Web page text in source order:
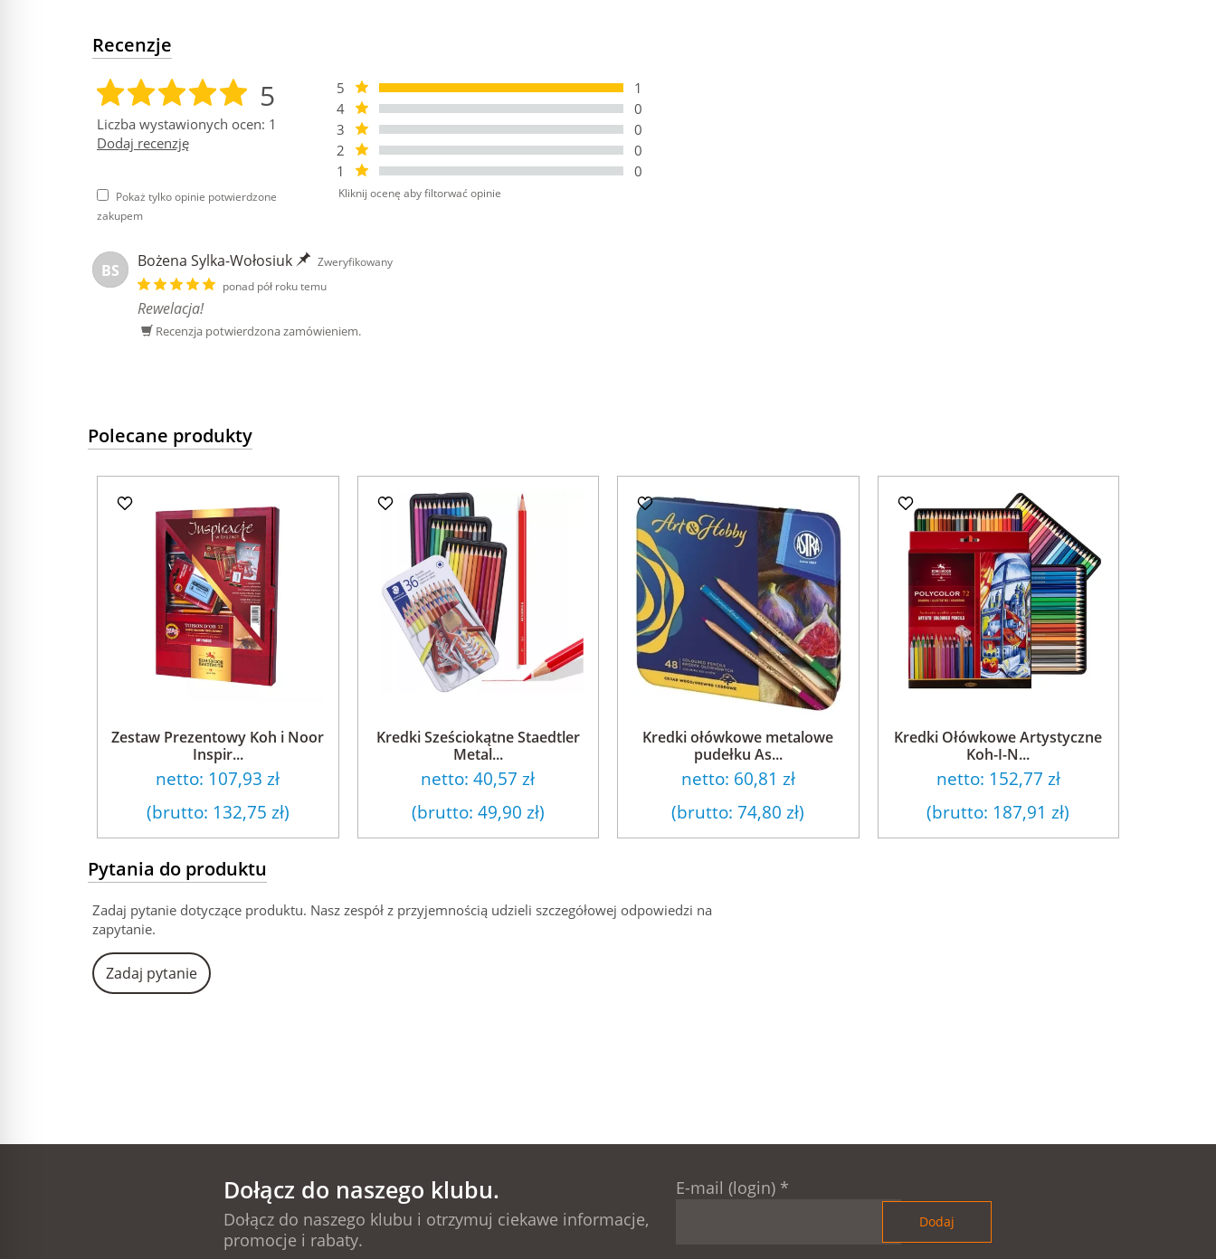
Recenzje
5
Liczba wystawionych ocen: 1
Dodaj recenzję
Pokaż tylko opinie potwierdzone
zakupem
5
1
4
0
3
0
2
0
1
0
Kliknij ocenę aby filtorwać opinie
BS Bożena Sylka-Wołosiuk
Zweryfikowany
ponad pół roku temu
Rewelacja!
Recenzja potwierdzona zamówieniem.
Polecane produkty
Zestaw Prezentowy Koh i Noor
Inspir...
netto: 107,93 zł
(brutto: 132,75 zł)
Kredki Sześciokątne Staedtler
Metal...
netto:40,57 zł
(brutto: 49,90 zł)
Kredki ołówkowe metalowe
pudełku As...
netto: 60,81 zł
(brutto:74,80 zł)
Kredki Ołówkowe Artystyczne
Koh-I-N...
netto: 152,77 zł
(brutto: 187,91 zł)
Pytania do produktu
Zadaj pytanie dotyczące produktu. Nasz zespół z przyjemnością udzieli szczegółowej odpowiedzi na
zapytanie.
Zadaj pytanie
Dołącz do naszego klubu.
Dołącz do naszego klubu i otrzymuj ciekawe informacje,
promocje i rabaty.
E-mail (login) *